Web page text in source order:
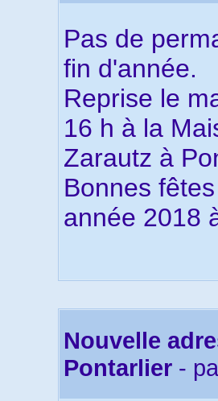
Pas de
fin d'année.
Reprise le
16 h à la
Zarautz à
Bonnes
année 2018
Nouvelle
Pontarlier -